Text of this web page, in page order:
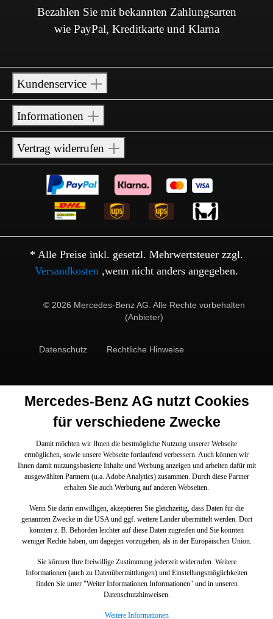
Bezahlen Sie mit bekannten Zahlungsarten
wie PayPal, Kreditkarte und Klarna
Kundenservice
Informationen
Vertrag widerrufen
* Alle Preise inkl. gesetzl. Mehrwertsteuer zzgl.
Versandkosten ,wenn nicht anders angegeben.
© 2026 Mercedes-Benz AG. Alle Rechte vorbehalten
(Anbieter)
Datenschutz Rechtliche Hinweise
Mercedes-Benz AG nutzt Cookies
für verschiedene Zwecke
Damit möchten wir Ihnen die bestmögliche Nutzung unserer Webseite
ermöglichen, sowie unsere Webseite fortlaufend verbessern. Auch können wir
Ihnen damit nutzungsbasierte Inhalte und Werbung anzeigen und arbeiten dafür mit
ausgewählten Partnern (u.a. Adobe Analytics) zusammen. Durch diese Partner
erhalten Sie auch Werbung auf anderen Webseiten.
Wenn Sie darin einwilligen, akzeptieren Sie gleichzeitig, dass Daten für die
genannten Zwecke in die USA und ggf. weitere Länder übermittelt werden. Dort
könnten z. B. Behörden leichter auf diese Daten zugreifen und Sie könnten
weniger Rechte haben, um dagegen vorzugehen, als in der Europäischen Union.
Sie können Ihre freiwillige Zustimmung jederzeit widerrufen. Weitere
Informationen (auch zu Datenübermittlungen) und Einstellungsmöglichkeiten
finden Sie unter "Weiter Informationen Informationen" und in unseren
Datenschutzhinweisen.
Weitere Informationen